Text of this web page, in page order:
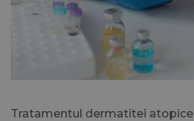
Tratamentul dermatitei atopice